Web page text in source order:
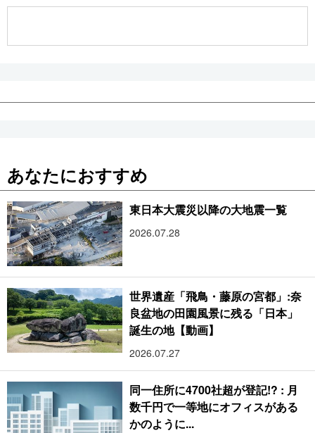
あなたにおすすめ
東日本大震災以降の大地震一覧
2026.07.28
世界遺産「飛鳥・藤原の宮都」:奈
良盆地の田園風景に残る「日本」
誕生の地【動画】
2026.07.27
同一住所に4700社超が登記!? : 月
数千円で一等地にオフィスがある
かのように...